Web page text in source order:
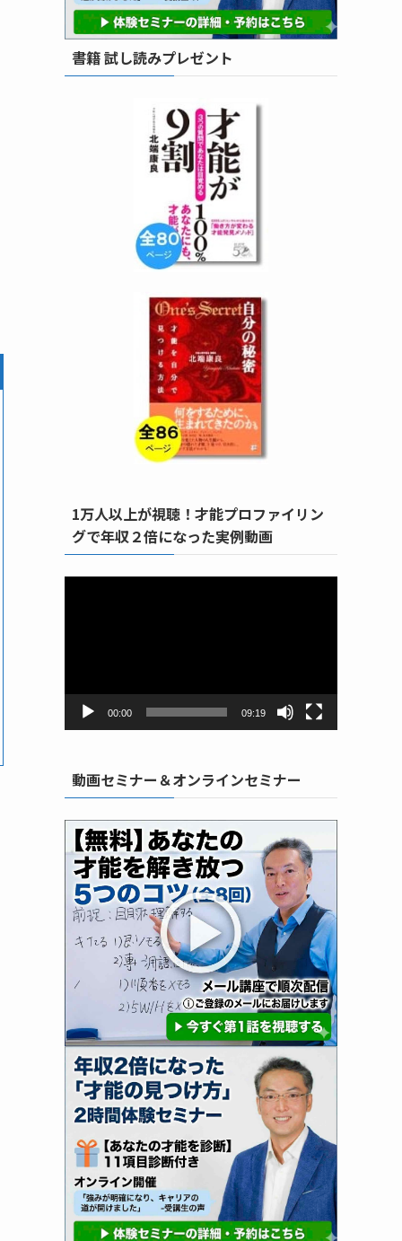
書籍 試し読みプレゼント
1万人以上が視聴！才能プロファイリン
グで年収２倍になった実例動画
00:00 09:19
動画セミナー＆オンラインセミナー